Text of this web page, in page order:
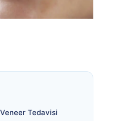
Tedavisi